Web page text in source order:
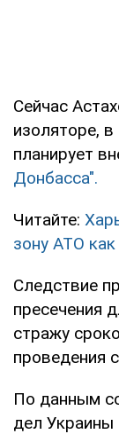
Сейчас
изоляторе, в
планирует
Донбасса".
Читайте:
зону АТО
Следствие
пресечения
стражу
проведения
По данным
дел Украины